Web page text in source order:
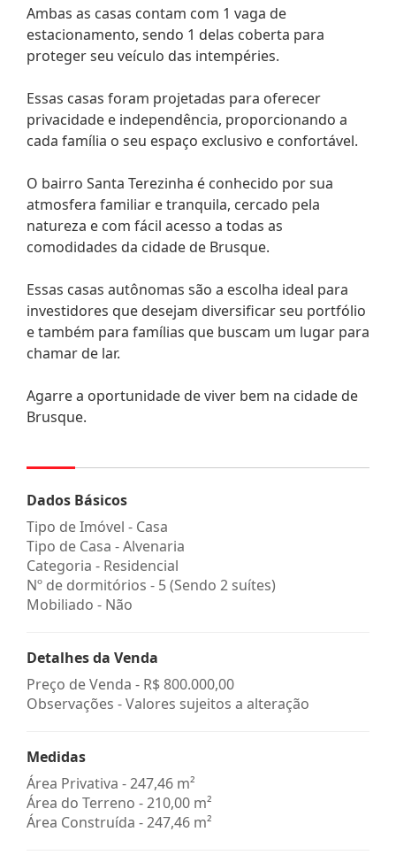
Ambas as casas contam com 1 vaga de
estacionamento, sendo 1 delas coberta para
proteger seu veículo das intempéries.
Essas casas foram projetadas para oferecer
privacidade e independência, proporcionando a
cada família o seu espaço exclusivo e confortável.
O bairro Santa Terezinha é conhecido por sua
atmosfera familiar e tranquila, cercado pela
natureza e com fácil acesso a todas as
comodidades da cidade de Brusque.
Essas casas autônomas são a escolha ideal para
investidores que desejam diversificar seu portfólio
e também para famílias que buscam um lugar para
chamar de lar.
Agarre a oportunidade de viver bem na cidade de
Brusque.
Dados Básicos
Tipo de Imóvel - Casa
Tipo de Casa - Alvenaria
Categoria - Residencial
Nº de dormitórios - 5 (Sendo 2 suítes)
Mobiliado - Não
Detalhes da Venda
Preço de Venda - R$ 800.000,00
Observações - Valores sujeitos a alteração
Medidas
Área Privativa - 247,46 m²
Área do Terreno - 210,00 m²
Área Construída - 247,46 m²